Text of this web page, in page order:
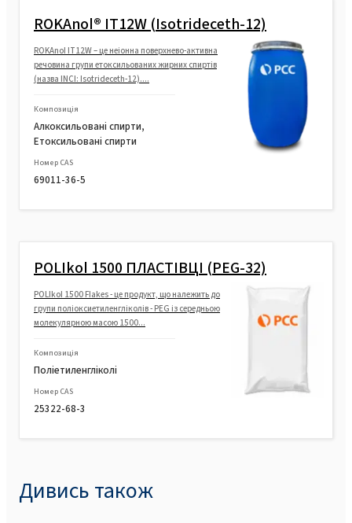
ROKAnol® IT12W (Isotrideceth-12)
ROKAnol IT12W – це неіонна поверхнево-активна
речовина групи етоксильованих жирних спиртів
(назва INCI: Isotrideceth-12)....
Композиція
Алкоксильовані спирти,
Етоксильовані спирти
Номер CAS
69011-36-5
POLIkol 1500 ПЛАСТІВЦІ (PEG-32)
POLIkol 1500 Flakes - це продукт, що належить до
групи поліоксиетиленгліколів - PEG із середньою
молекулярною масою 1500...
Композиція
Поліетиленгліколі
Номер CAS
25322-68-3
Дивись також